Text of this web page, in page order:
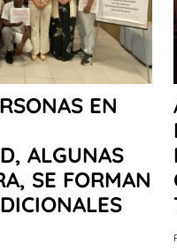
EN
ALGUNAS
SE FORMAN